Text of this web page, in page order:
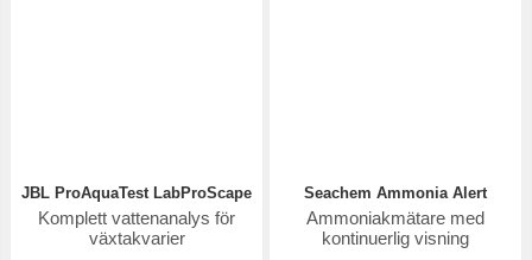
JBL ProAquaTest LabProScape
Komplett vattenanalys för
växtakvarier
Seachem Ammonia Alert
Ammoniakmätare med
kontinuerlig visning